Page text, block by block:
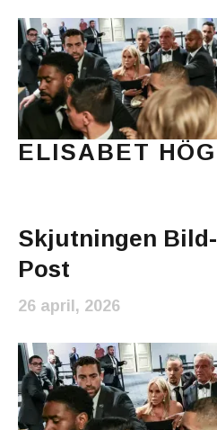
ELISABET
Skjutningen
Post
26 april, 2026